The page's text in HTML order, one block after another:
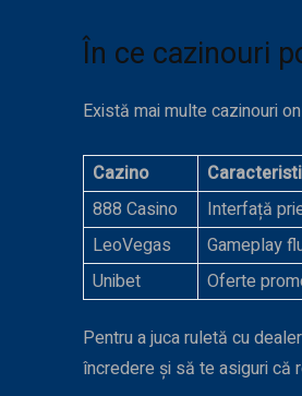
În ce cazinouri
Există mai multe cazinouri
Cazino
888 Casino
Interfață
LeoVegas
Gameplay
Unibet
Oferte
Pentru a juca ruletă cu
încredere și să te asiguri că